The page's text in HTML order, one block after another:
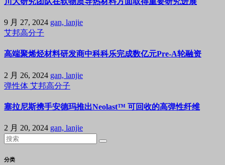
9 月 27, 2024 gan, lanjie
艾邦高分子
高端聚烯烃材料研发商中科科乐完成数亿元Pre-A轮融资
2 月 26, 2024 gan, lanjie
弹性体 艾邦高分子
塞拉尼斯携手安德玛推出Neolast™ 可回收的高弹性纤维
2 月 20, 2024 gan, lanjie
分类